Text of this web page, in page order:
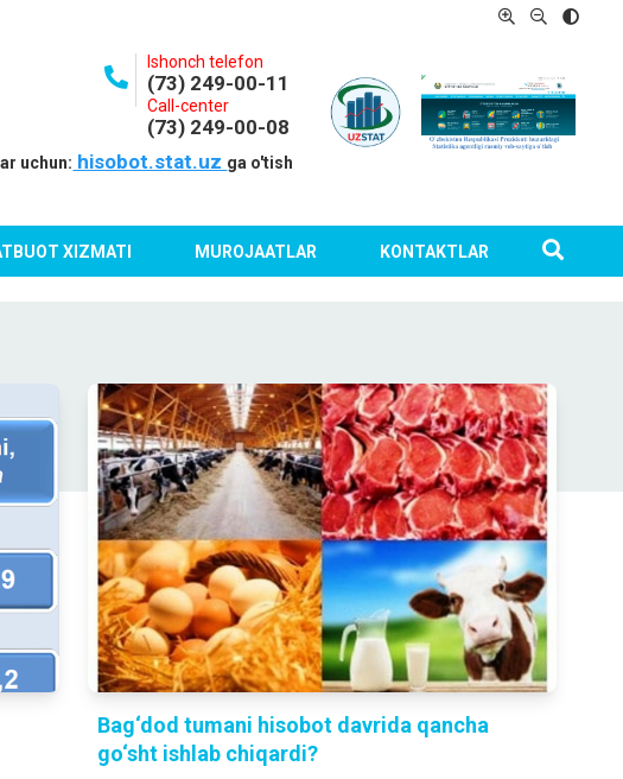
Ishonch telefon
(73) 249-00-11
Call-center
(73) 249-00-08
uchun: hisobot.stat.uz ga o'tish
XIZMATI MUROJAATLAR KONTAKTLAR
Bag‘dod tumani hisobot davrida qancha
go‘sht ishlab chiqardi?